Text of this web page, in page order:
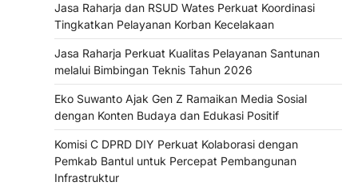
Jasa Raharja dan RSUD Wates Perkuat Koordinasi
Tingkatkan Pelayanan Korban Kecelakaan
Jasa Raharja Perkuat Kualitas Pelayanan Santunan
melalui Bimbingan Teknis Tahun 2026
Eko Suwanto Ajak Gen Z Ramaikan Media Sosial
dengan Konten Budaya dan Edukasi Positif
Komisi C DPRD DIY Perkuat Kolaborasi dengan
Pemkab Bantul untuk Percepat Pembangunan
Infrastruktur